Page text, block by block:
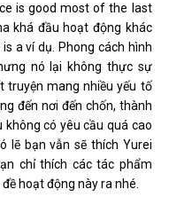
is good most of the last
khá đầu hoạt động khác
a ví dụ. Phong cách hình
nó lại không thực sự
truyện mang nhiều yếu tố
đến nơi đến chốn, thành
không có yêu cầu quá cao
lẽ bạn vẫn sẽ thích Yurei
chỉ thích các tác phẩm
hoạt động này ra nhé.